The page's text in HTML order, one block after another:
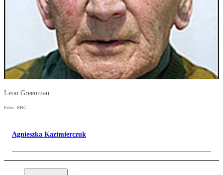
Leon Greenman
Foto: BBC
Agnieszka Kazimierczuk